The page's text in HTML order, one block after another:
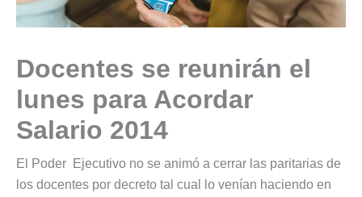
Docentes se reunirán el
lunes para Acordar
Salario 2014
El Poder Ejecutivo no se animó a cerrar las paritarias de
los docentes por decreto tal cual lo venían haciendo en